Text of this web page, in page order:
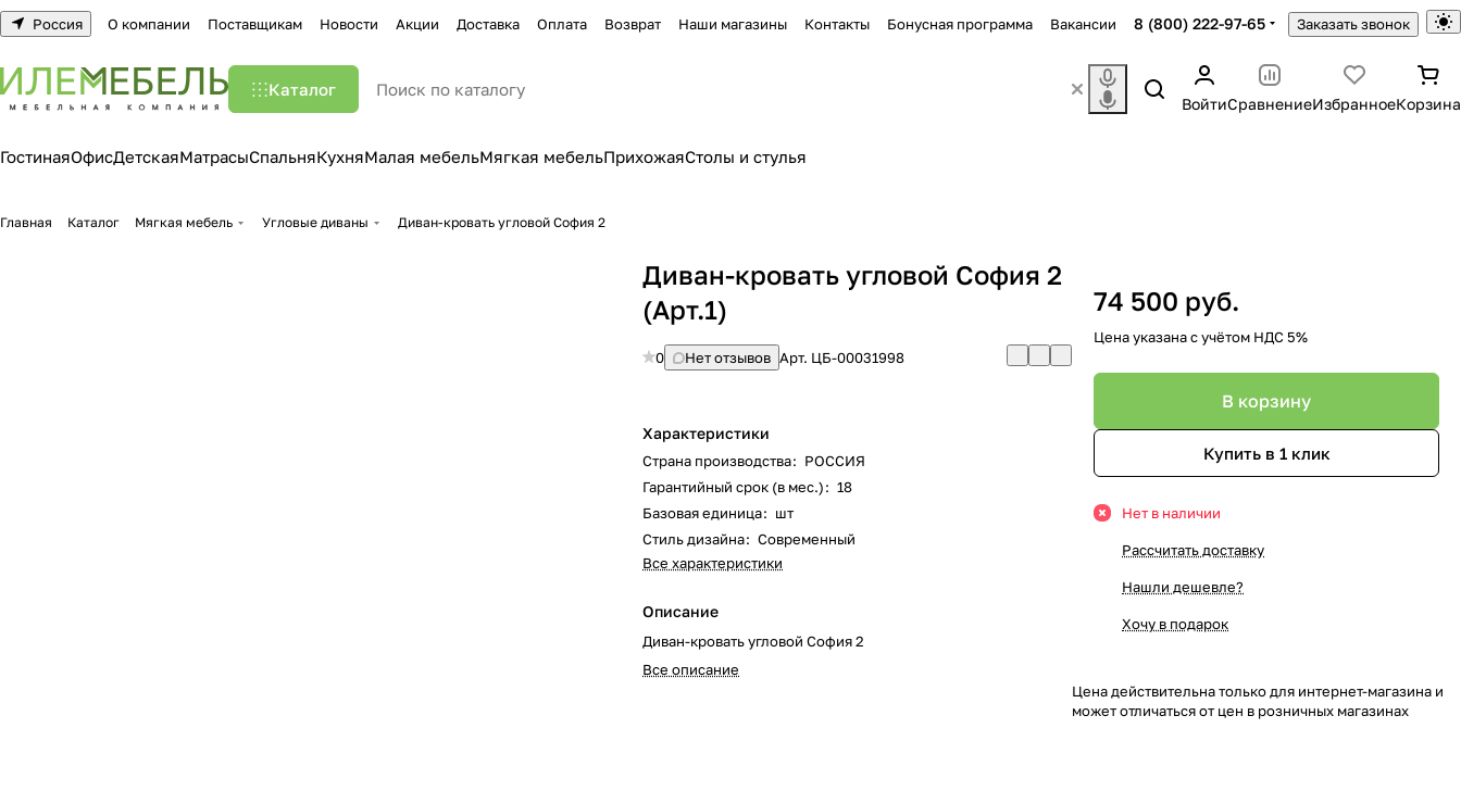
Россия О компании Поставщикам Новости Акции Доставка Оплата Возврат Наши магазины Контакты Бонусная программа Вакансии 8 (800) 222-97-65 Заказать звонок
Каталог
ВойтиСравнениеИзбранноеКорзина
ГостинаяОфисДетскаяМатрасыСпальняКухняМалая мебельМягкая мебельПрихожаяСтолы и стулья
Главная Каталог Мягкая мебель Угловые диваны Диван-кровать угловой София 2
Диван-кровать угловой София 2
(Арт.1)
0 Нет отзывов Арт. ЦБ-00031998
Характеристики
Страна производства: РОССИЯ
Гарантийный срок (в мес.): 18
Базовая единица: шт
Стиль дизайна: Современный
Все характеристики
Описание
Диван-кровать угловой София 2
Все описание
74 500 руб.
Цена указана с учётом НДС 5%
В корзину
Купить в 1 клик
Нет в наличии
Рассчитать доставку
Нашли дешевле?
Хочу в подарок
Цена действительна только для интернет-магазина и
может отличаться от цен в розничных магазинах